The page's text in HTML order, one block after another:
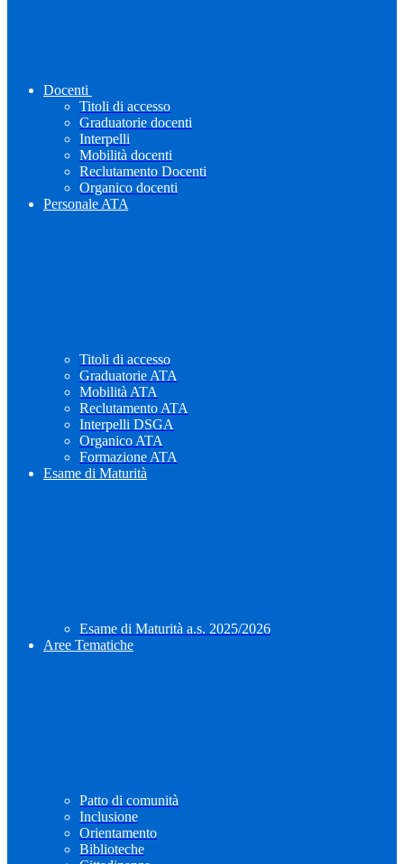
Docenti
Titoli di accesso
Graduatorie docenti
Interpelli
Mobilità docenti
Reclutamento Docenti
Organico docenti
Personale ATA
Titoli di accesso
Graduatorie ATA
Mobilità ATA
Reclutamento ATA
Interpelli DSGA
Organico ATA
Formazione ATA
Esame di Maturità
Esame di Maturità a.s. 2025/2026
Aree Tematiche
Patto di comunità
Inclusione
Orientamento
Biblioteche